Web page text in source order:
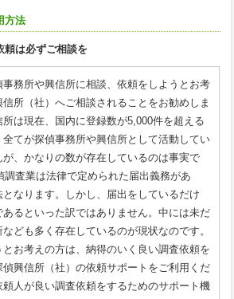
方法
頼は必ずご相談を
務所や興信所に相談、依頼をしようとお考
所（社）へご相談されることをお勧めしま
は現在、国内に登録数が5,000件を超える
てが探偵事務所や興信所として活動してい
、かなりの数が存在しているのは事実で
調査業は法律で定められた届出義務があ
なります。しかし、届出をしているだけ
るといった訳ではありません。中には未だ
ども多く存在しているのが現状なのです。
お考えの方は、納得のいく良い調査依頼を
興信所（社）の依頼サポートをご利用くだ
人が良い調査依頼をするためのサポート機